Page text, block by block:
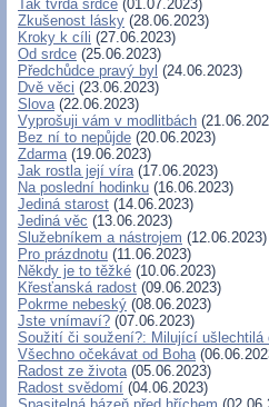
Tak tvrdá srdce (01.07.2023)
Zkušenost lásky (28.06.2023)
Kroky k cíli (27.06.2023)
Od srdce (25.06.2023)
Předchůdce pravý byl (24.06.2023)
Dvě věci (23.06.2023)
Slova(22.06.2023)
Vyprošuji vám v modlitbách
Bez ní to nepůjde (20.06.2023)
Zdarma(19.06.2023)
Jak rostla její víra(17.06.2023)
Na poslední hodinku (16.06.2023)
Jediná starost (14.06.2023)
Jediná věc (13.06.2023)
Služebníkem a nástrojem (12.06.2023)
Pro prázdnotu (11.06.2023)
Někdy je to těžké (10.06.2023)
Křesťanská radost (09.06.2023)
Pokrme nebeský (08.06.2023)
Jste vnímaví? (07.06.2023)
Soužití či soužení?: Milující ušlechtilá
Všechno očekávat od Boha
Radost ze života(05.06.2023)
Radost svědomí (04.06.2023)